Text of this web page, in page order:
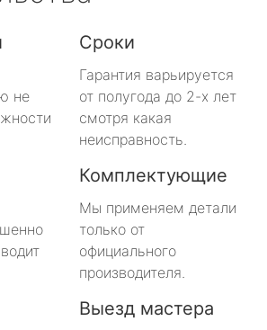
не
Сроки
Гарантия варьируется
от полугода до 2-х лет
смотря какая
неисправность.
Комплектующие
Мы применяем детали
только от
официального
производителя.
Выезд мастера